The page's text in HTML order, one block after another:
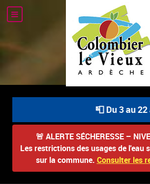
📮 Du 3 au
🚨 ALERTE SÉCHERESSE –
Les restrictions des usages de l'eau
sur la commune. Consulter les